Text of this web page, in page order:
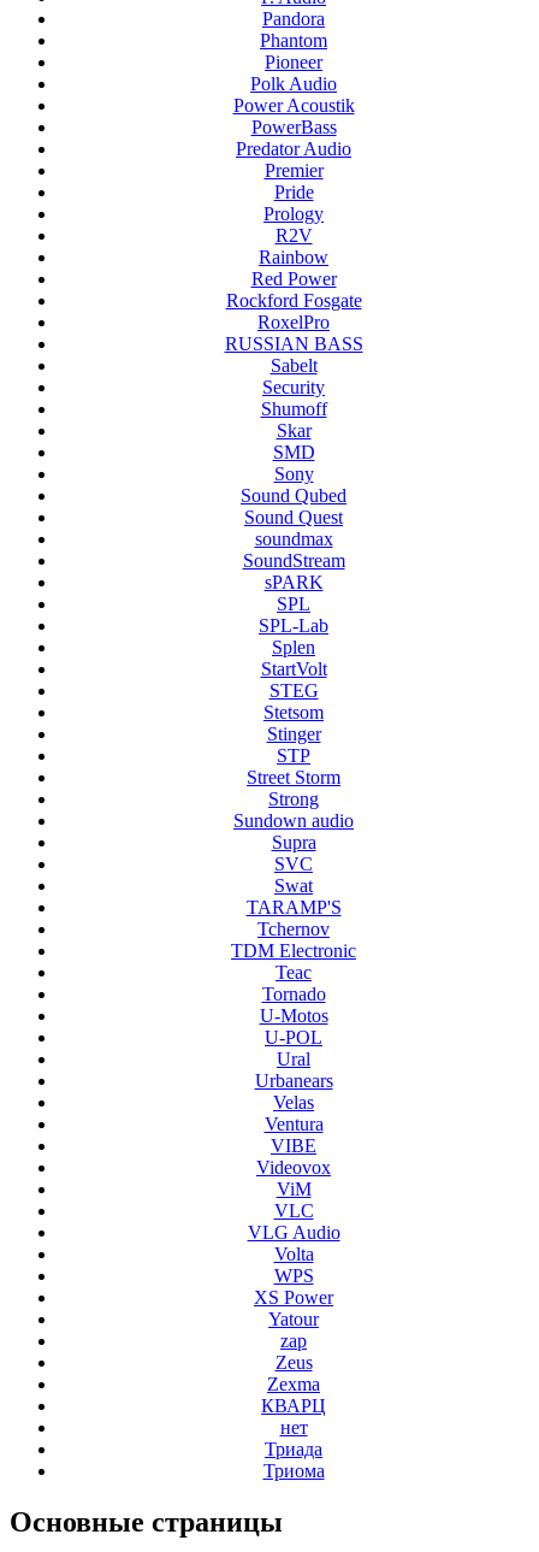
Pandora
Phantom
Pioneer
Polk Audio
Power Acoustik
PowerBass
Predator Audio
Premier
Pride
Prology
R2V
Rainbow
Red Power
Rockford Fosgate
RoxelPro
RUSSIAN BASS
Sabelt
Security
Shumoff
Skar
SMD
Sony
Sound Qubed
Sound Quest
soundmax
SoundStream
sPARK
SPL
SPL-Lab
Splen
StartVolt
STEG
Stetsom
Stinger
STP
Street Storm
Strong
Sundown audio
Supra
SVC
Swat
TARAMP'S
Tchernov
TDM Electronic
Teac
Tornado
U-Motos
U-POL
Ural
Urbanears
Velas
Ventura
VIBE
Videovox
ViM
VLC
VLG Audio
Volta
WPS
XS Power
Yatour
zap
Zeus
Zexma
КВАРЦ
нет
Триада
Триома
Основные страницы